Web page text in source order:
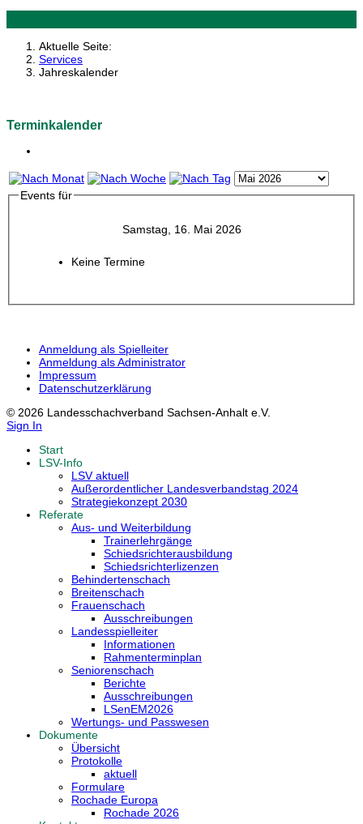
Aktuelle Seite:
Services
Jahreskalender
Terminkalender
Events für
Samstag, 16. Mai 2026
Keine Termine
Anmeldung als Spielleiter
Anmeldung als Administrator
Impressum
Datenschutzerklärung
© 2026 Landesschachverband Sachsen-Anhalt e.V.
Sign In
Start
LSV-Info
LSV aktuell
Außerordentlicher Landesverbandstag 2024
Strategiekonzept 2030
Referate
Aus- und Weiterbildung
Trainerlehrgänge
Schiedsrichterausbildung
Schiedsrichterlizenzen
Behindertenschach
Breitenschach
Frauenschach
Ausschreibungen
Landesspielleiter
Informationen
Rahmenterminplan
Seniorenschach
Berichte
Ausschreibungen
LSenEM2026
Wertungs- und Passwesen
Dokumente
Übersicht
Protokolle
aktuell
Formulare
Rochade Europa
Rochade 2026